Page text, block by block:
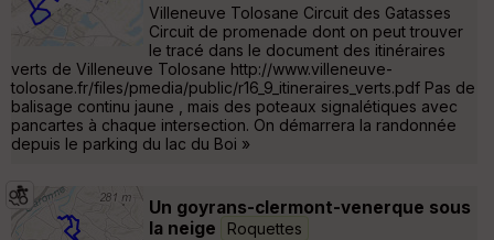
Villeneuve Tolosane Circuit des Gatasses
Circuit de promenade dont on peut trouver
le tracé dans le document des itinéraires
verts de Villeneuve Tolosane http://www.villeneuve-
tolosane.fr/files/pmedia/public/r16_9_itineraires_verts.pdf Pas de
balisage continu jaune , mais des poteaux signalétiques avec
pancartes à chaque intersection. On démarrera la randonnée
depuis le parking du lac du Boi »
Un goyrans-clermont-venerque sous
la neige
Roquettes